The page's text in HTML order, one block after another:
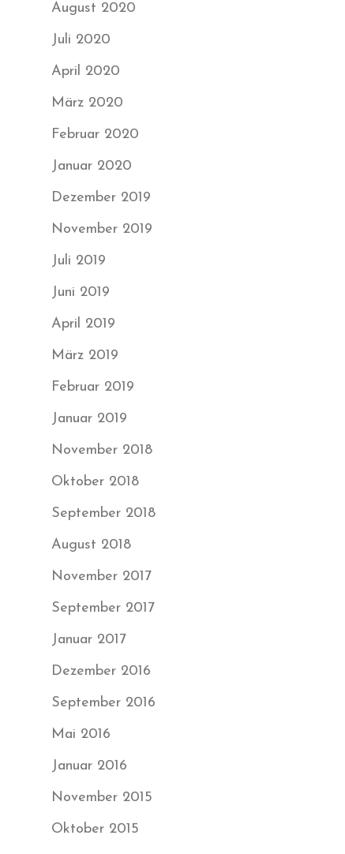
August 2020
Juli 2020
April 2020
März 2020
Februar 2020
Januar 2020
Dezember 2019
November 2019
Juli 2019
Juni 2019
April 2019
März 2019
Februar 2019
Januar 2019
November 2018
Oktober 2018
September 2018
August 2018
November 2017
September 2017
Januar 2017
Dezember 2016
September 2016
Mai 2016
Januar 2016
November 2015
Oktober 2015